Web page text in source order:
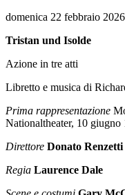
domenica 22 febbraio
Tristan und Isolde
Azione in tre atti
Libretto e musica di
Prima rappresentazione
Nationaltheater, 10 giugno
Direttore Donato Renzetti
Regia Laurence Dale